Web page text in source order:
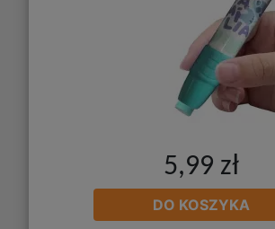
5,99 zł
DO KOSZYKA